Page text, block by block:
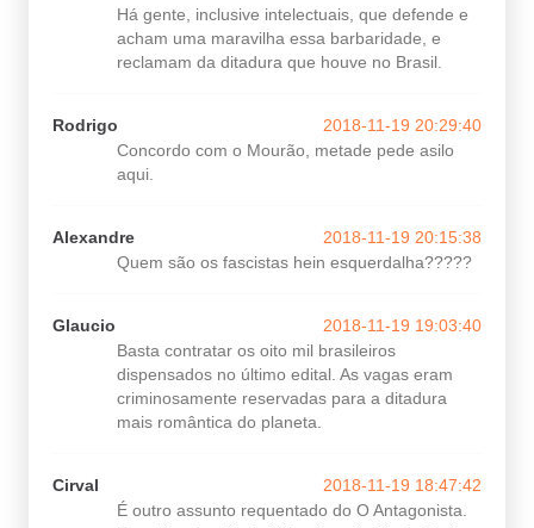
Há gente, inclusive intelectuais, que defende e
acham uma maravilha essa barbaridade, e
reclamam da ditadura que houve no Brasil.
Rodrigo
2018-11-19 20:29:40
Concordo com o Mourão, metade pede asilo
aqui.
Alexandre
2018-11-19 20:15:38
Quem são os fascistas hein esquerdalha?????
Glaucio
2018-11-19 19:03:40
Basta contratar os oito mil brasileiros
dispensados no último edital. As vagas eram
criminosamente reservadas para a ditadura
mais romântica do planeta.
Cirval
2018-11-19 18:47:42
É outro assunto requentado do O Antagonista.